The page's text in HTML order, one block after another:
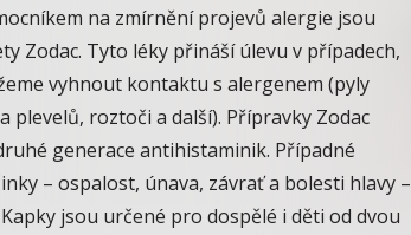
na zmírnění projevů alergie jsou
Zodac. Tyto léky přináší úlevu v případech,
vyhnout kontaktu s alergenem (pyly
plevelů, roztoči a další). Přípravky Zodac
generace antihistaminik. Případné
– ospalost, únava, závrať a bolesti hlavy –
Kapky jsou určené pro dospělé i děti od dvou